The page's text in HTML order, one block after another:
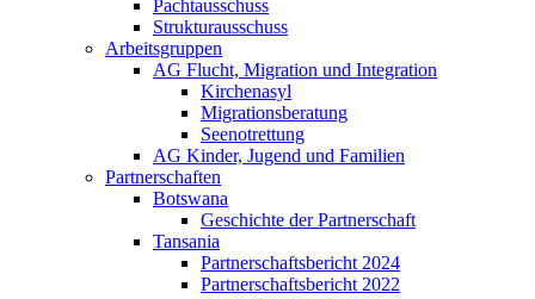
Pachtausschuss
Strukturausschuss
Arbeitsgruppen
AG Flucht, Migration und Integration
Kirchenasyl
Migrationsberatung
Seenotrettung
AG Kinder, Jugend und Familien
Partnerschaften
Botswana
Geschichte der Partnerschaft
Tansania
Partnerschaftsbericht 2024
Partnerschaftsbericht 2022